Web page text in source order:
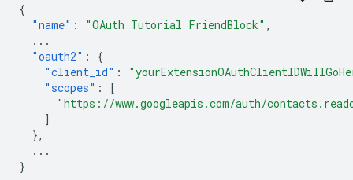
{
"name" : "OAuth Tutorial FriendBlock" ,
...
"oauth2" :
{
"client_id" :
"scopes" :
[
"https://www.googleapis.com/auth/
]
},
...
}